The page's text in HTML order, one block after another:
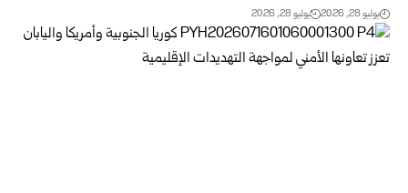
يوليو 28, 2026 يوليو 28, 2026